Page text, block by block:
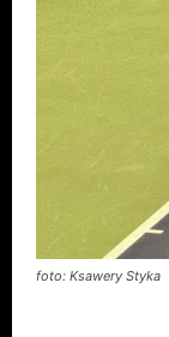
foto: Ksawery Styka